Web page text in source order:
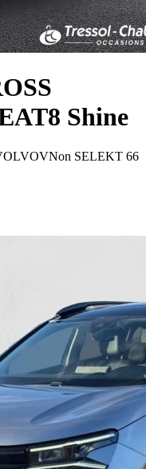
Shine
SELEKT 66